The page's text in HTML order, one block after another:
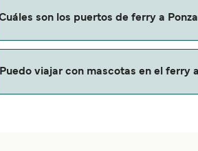
son los puertos de ferry a
viajar con mascotas en el ferry